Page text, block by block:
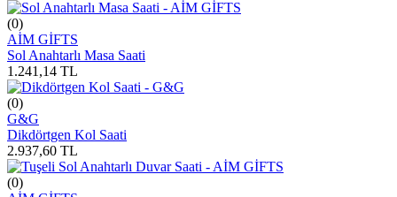
(0)
AİM GİFTS
Sol Anahtarlı Masa Saati
1.241,14 TL
(0)
G&G
Dikdörtgen Kol Saati
2.937,60 TL
(0)